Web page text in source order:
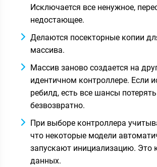
Исключается все ненужное,
недостающее.
Делаются посекторные копии
массива.
Массив заново создается на
идентичном контроллере. Если
ребилд, есть все шансы
безвозвратно.
При выборе контроллера
что некоторые модели
запускают инициализацию. Это
данных.